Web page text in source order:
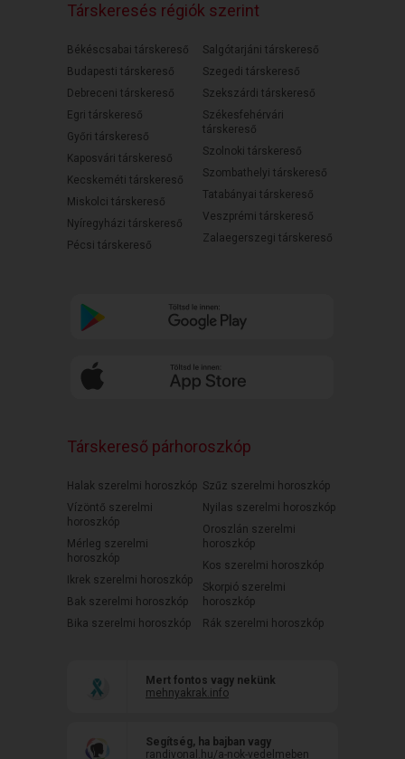
Társkeresés régiók szerint
Békéscsabai társkereső
Budapesti társkereső
Debreceni társkereső
Egri társkereső
Győri társkereső
Kaposvári társkereső
Kecskeméti társkereső
Miskolci társkereső
Nyíregyházi társkereső
Pécsi társkereső
Salgótarjáni társkereső
Szegedi társkereső
Szekszárdi társkereső
Székesfehérvári
társkereső
Szolnoki társkereső
Szombathelyi társkereső
Tatabányai társkereső
Veszprémi társkereső
Zalaegerszegi társkereső
Társkereső párhoroszkóp
Halak szerelmi horoszkóp
Vízöntő szerelmi
horoszkóp
Mérleg szerelmi
horoszkóp
Ikrek szerelmi horoszkóp
Bak szerelmi horoszkóp
Bika szerelmi horoszkóp
Szűz szerelmi horoszkóp
Nyilas szerelmi horoszkóp
Oroszlán szerelmi
horoszkóp
Kos szerelmi horoszkóp
Skorpió szerelmi
horoszkóp
Rák szerelmi horoszkóp
Mert fontos vagy nekünk
mehnyakrak.info
Segítség, ha bajban vagy
randivonal.hu/a-nok-vedelmeben